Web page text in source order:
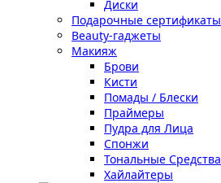
Диски
Подарочные сертификаты
Beauty-гаджеты
Макияж
Брови
Кисти
Помады / Блески
Праймеры
Пудра для Лица
Спонжи
Тональные Средства
Хайлайтеры